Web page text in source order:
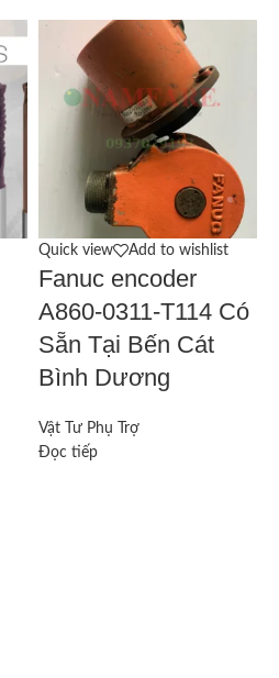
Quick view Add to wishlist
Fanuc encoder
A860-0311-T114 Có
Sẵn Tại Bến Cát
Bình Dương
Vật Tư Phụ Trợ
Đọc tiếp